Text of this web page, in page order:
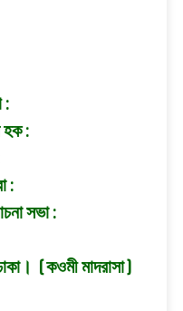
:
হক :
:
সভা :
( কওমী মাদরাসা )